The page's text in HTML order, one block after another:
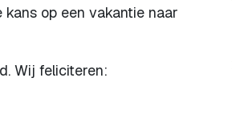
op een vakantie naar
Wij feliciteren: